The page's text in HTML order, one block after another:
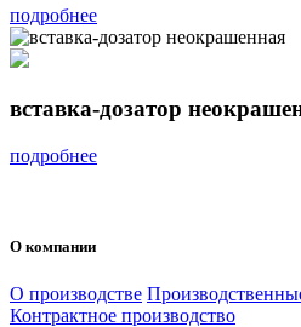
подробнее
вставка-дозатор
подробнее
О компании
О производстве
Контрактное производство